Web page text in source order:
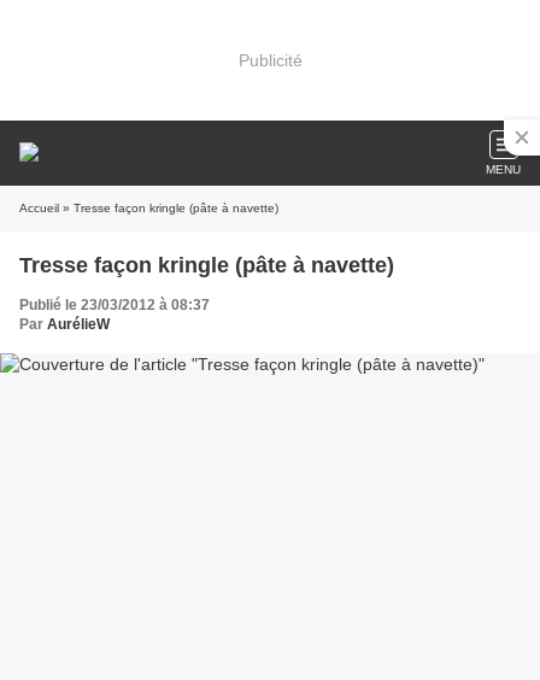
Publicité
MENU
Accueil » Tresse façon kringle (pâte à navette)
Tresse façon kringle (pâte à navette)
Publié le 23/03/2012 à 08:37
Par AurélieW